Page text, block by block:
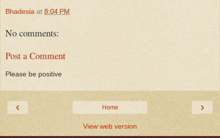
Bhadesia at 8:04 PM
No comments:
Post a Comment
Please be positive
‹ ›
Home
View web version